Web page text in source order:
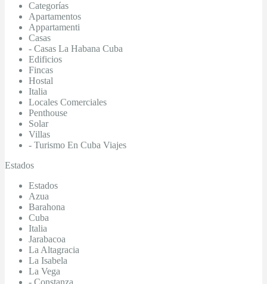
Categorías
Apartamentos
Appartamenti
Casas
- Casas La Habana Cuba
Edificios
Fincas
Hostal
Italia
Locales Comerciales
Penthouse
Solar
Villas
- Turismo En Cuba Viajes
Estados
Estados
Azua
Barahona
Cuba
Italia
Jarabacoa
La Altagracia
La Isabela
La Vega